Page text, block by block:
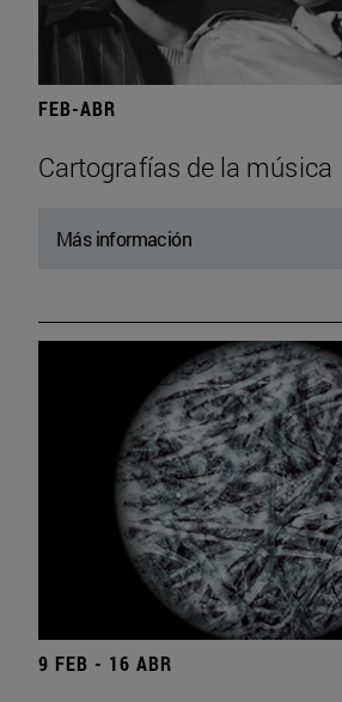
FEB-ABR
Cartografías de la música
Más información
9 FEB - 16 ABR